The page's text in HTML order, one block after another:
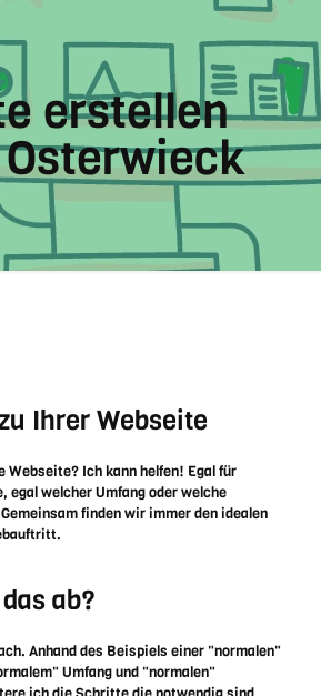
erstellen
Ihrer Webseite
Webseite? Ich kann helfen! Egal für
egal welcher Umfang oder welche
finden wir immer den idealen
ab?
Anhand des Beispiels einer "normalen"
Umfang und "normalen"